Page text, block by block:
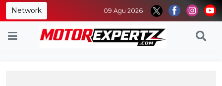
Network 09 Agu 2026